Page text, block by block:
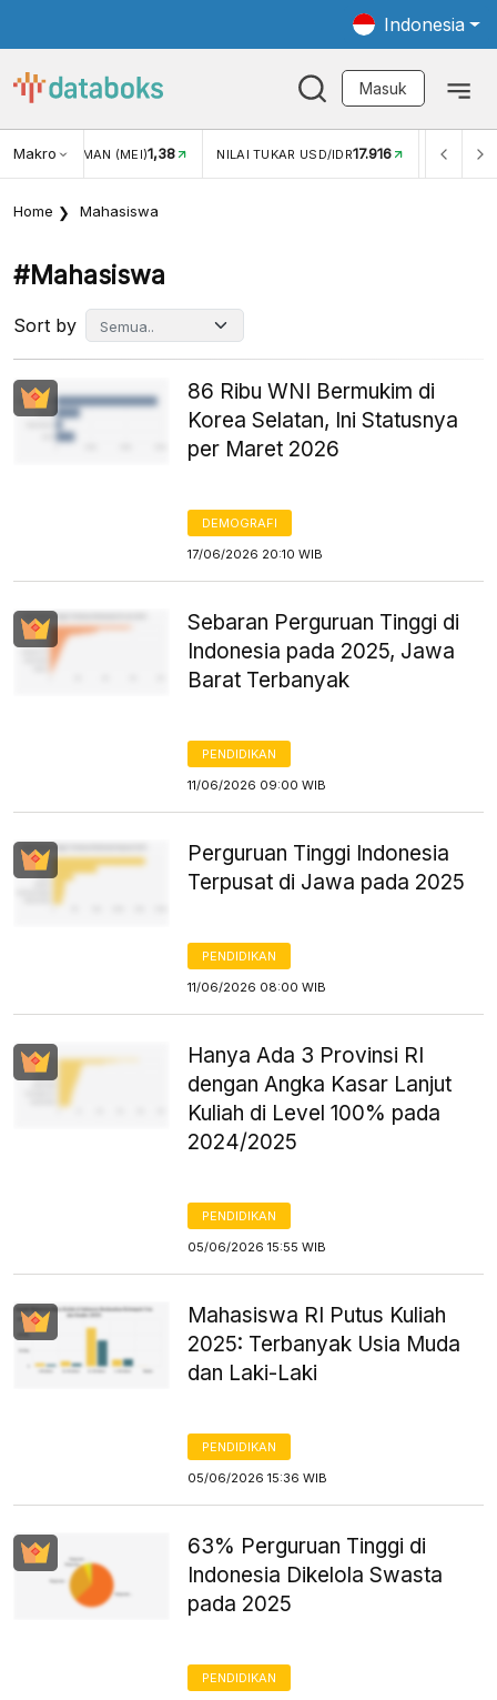
Indonesia
Masuk
Makro
TUKAR USD/IDR17.916 INFLASI YOY (JUL)2,88% INFLASI MOM
Home Mahasiswa
#mahasiswa
Sort by
86 Ribu WNI Bermukim di
Korea Selatan, Ini Statusnya
per Maret 2026
DEMOGRAFI
17/06/2026 20:10 WIB
Sebaran Perguruan Tinggi di
Indonesia pada 2025, Jawa
Barat Terbanyak
PENDIDIKAN
11/06/2026 09:00 WIB
Perguruan Tinggi Indonesia
Terpusat di Jawa pada 2025
PENDIDIKAN
11/06/2026 08:00 WIB
Hanya Ada 3 Provinsi RI
dengan Angka Kasar Lanjut
Kuliah di Level 100% pada
2024/2025
PENDIDIKAN
05/06/2026 15:55 WIB
Mahasiswa RI Putus Kuliah
2025: Terbanyak Usia Muda
dan Laki-Laki
PENDIDIKAN
05/06/2026 15:36 WIB
63% Perguruan Tinggi di
Indonesia Dikelola Swasta
pada 2025
PENDIDIKAN